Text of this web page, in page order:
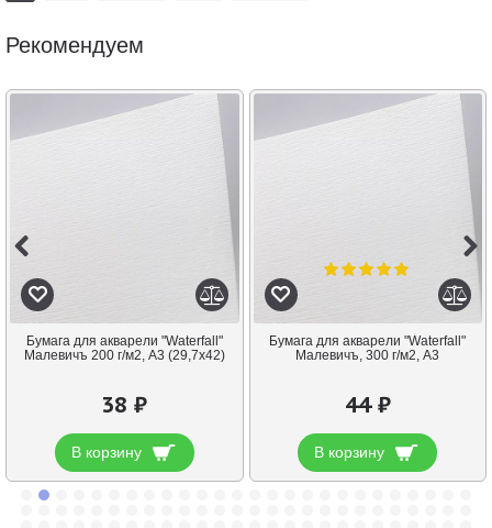
Рекомендуем
Бумага для акварели "Waterfall"
Малевичъ 200 г/м2, А3 (29,7х42)
38 ₽
В корзину
Бумага для акварели "Waterfall"
Малевичъ, 300 г/м2, А3
44 ₽
В корзину